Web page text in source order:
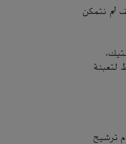
لم نتمكن
لتعبئة
ترشيح